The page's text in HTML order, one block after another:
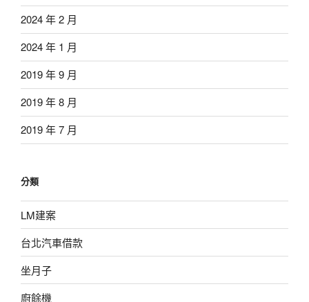
2024 年 2 月
2024 年 1 月
2019 年 9 月
2019 年 8 月
2019 年 7 月
分類
LM建案
台北汽車借款
坐月子
廚餘機